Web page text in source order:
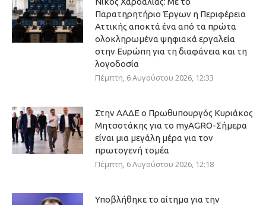
Παρατηρητήριο Έργων η Περιφέρεια
Αττικής αποκτά ένα από τα πρώτα
ολοκληρωμένα ψηφιακά εργαλεία
στην Ευρώπη για τη διαφάνεια και τη
λογοδοσία
Πέμπτη, 6 Αυγούστου 2026, 12:33
Στην ΑΑΔΕ ο Πρωθυπουργός Κυριάκος
Μητσοτάκης για το myAGRO-Σήμερα
είναι μια μεγάλη μέρα για τον
πρωτογενή τομέα
Πέμπτη, 6 Αυγούστου 2026, 12:18
Υποβλήθηκε το αίτημα για την